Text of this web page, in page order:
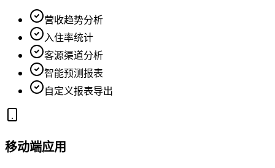
营收趋势分析
入住率统计
客源渠道分析
智能预测报表
自定义报表导出
移动端应用